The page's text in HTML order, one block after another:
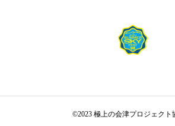
©2023 極上の会津プロジェクト